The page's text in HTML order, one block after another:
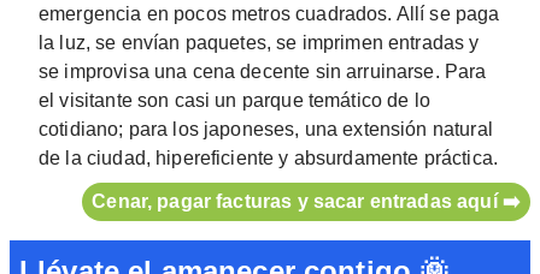
emergencia en pocos metros cuadrados. Allí se paga
la luz, se envían paquetes, se imprimen entradas y
se improvisa una cena decente sin arruinarse. Para
el visitante son casi un parque temático de lo
cotidiano; para los japoneses, una extensión natural
de la ciudad, hipereficiente y absurdamente práctica.
Cenar, pagar facturas y sacar entradas aquí ➡️